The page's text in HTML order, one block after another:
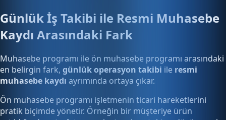
Günlük İş Takibi ile Resmi Muhasebe
Kaydı Arasındaki Fark
Muhasebe programı ile ön muhasebe programı arasındaki
en belirgin fark, günlük operasyon takibi ile resmi
muhasebe kaydı ayrımında ortaya çıkar.
Ön muhasebe programı işletmenin ticari hareketlerini
pratik biçimde yönetir. Örneğin bir müşteriye ürün